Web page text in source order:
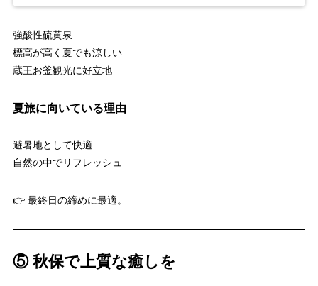
強酸性硫黄泉
標高が高く夏でも涼しい
蔵王お釜観光に好立地
夏旅に向いている理由
避暑地として快適
自然の中でリフレッシュ
👉 最終日の締めに最適。
⑤ 秋保で上質な癒しを